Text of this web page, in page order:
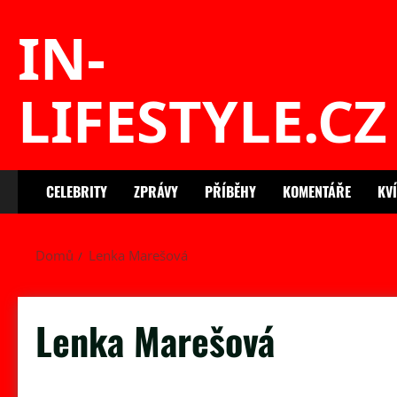
IN-
LIFESTYLE.CZ
CELEBRITY ZPRÁVY PŘÍBĚHY KOMENTÁŘE
Domů Lenka Marešová
Lenka Marešová